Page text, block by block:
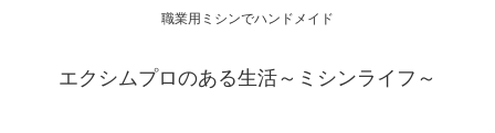
職業用ミシンでハンドメイド
エクシムプロのある生活～ミシンライフ～